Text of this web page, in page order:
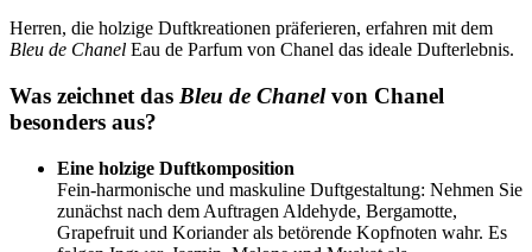
Herren, die holzige Duftkreationen präferieren, erfahren mit dem
Bleu de Chanel Eau de Parfum von Chanel das ideale Dufterlebnis.
Was zeichnet das Bleu de Chanelvon Chanel
besonders aus?
Eine holzige Duftkomposition
Fein-harmonische und maskuline Duftgestaltung: Nehmen Sie
zunächst nach dem Auftragen Aldehyde, Bergamotte,
Grapefruit und Koriander als betörende Kopfnoten wahr. Es